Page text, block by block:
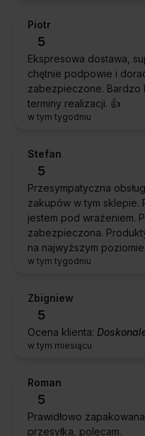
Piotr
5
Ekspresowa dostawa,
chętnie podpowie i
zabezpieczone. Bardzo
terminy realizacji. 👍️
w tym tygodniu
Stefan
5
Przesympatyczna
zakupów w tym sklepie.
jestem pod wrażeniem.
zabezpieczona.
na najwyższym poziomie.
w tym tygodniu
Zbigniew
5
Ocena klienta:
w tym miesiącu
Roman
5
Prawidłowo
przesyłka, polecam.